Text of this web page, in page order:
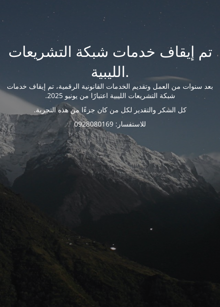
تم إيقاف خدمات شبكة التشريعات
الليبية.
بعد سنوات من العمل وتقديم الخدمات القانونية الرقمية، تم إيقاف خدمات
شبكة التشريعات الليبية اعتبارًا من يونيو 2025.
كل الشكر والتقدير لكل من كان جزءًا من هذه التجربة.
للاستفسار: 0928080169